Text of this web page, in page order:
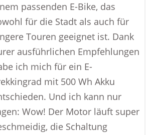
passenden E-Bike, das
für die Stadt als auch für
Touren geeignet ist. Dank
ausführlichen Empfehlungen
ich mich für ein E-
mit 500 Wh Akku
Und ich kann nur
Wow! Der Motor läuft super
die Schaltung